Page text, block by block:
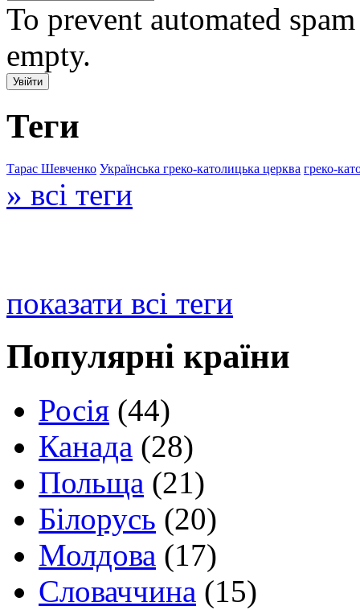
To prevent automated
empty.
Теги
Тарас Шевченко Українська греко-католицька церква греко-
» всі теги
показати всі теги
Популярні країни
Росія (44)
Канада (28)
Польща (21)
Білорусь (20)
Молдова (17)
Словаччина (15)